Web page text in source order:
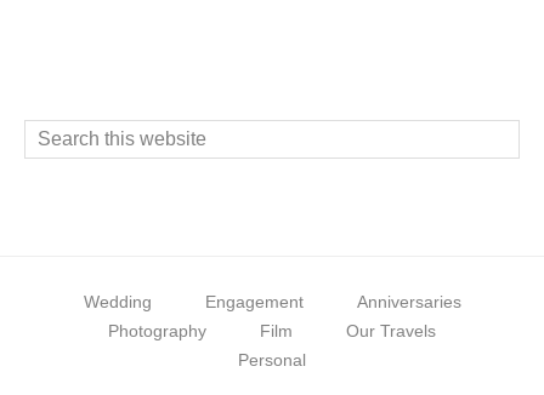
Search
Wedding Engagement
Anniversaries
Photography
Film
Our Travels
Personal